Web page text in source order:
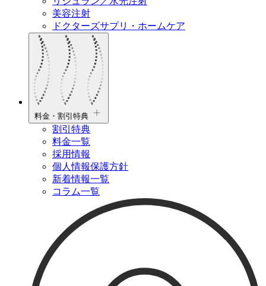
美容注射
ドクターズサプリ・ホームケア
料金・割引特典
割引特典
料金一覧
採用情報
個人情報保護方針
新着情報一覧
コラム一覧